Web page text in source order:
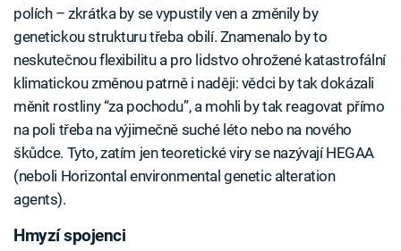
polích – zkrátka by se vypustily ven a změnily by
genetickou strukturu třeba obilí. Znamenalo by to
neskutečnou flexibilitu a pro lidstvo ohrožené katastrofální
klimatickou změnou patrně i naději: vědci by tak dokázali
měnit rostliny “za pochodu”, a mohli by tak reagovat přímo
na poli třeba na výjimečně suché léto nebo na nového
škůdce. Tyto, zatím jen teoretické viry se nazývají HEGAA
(neboli Horizontal environmental genetic alteration
agents).
Hmyzí spojenci